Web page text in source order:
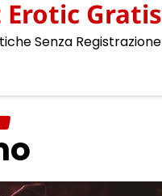
Erotic Gratis
Senza Registrazione